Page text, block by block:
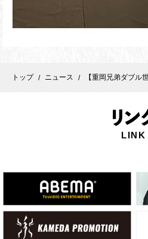
トップ / ニュース / 【重岡兄弟ダブル
リン
LINK